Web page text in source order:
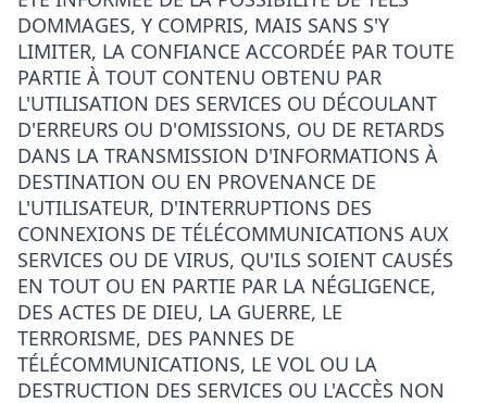
DOMMAGES, Y COMPRIS, MAIS SANS S'Y
LIMITER, LA CONFIANCE ACCORDÉE PAR TOUTE
PARTIE À TOUT CONTENU OBTENU PAR
L'UTILISATION DES SERVICES OU DÉCOULANT
D'ERREURS OU D'OMISSIONS, OU DE RETARDS
DANS LA TRANSMISSION D'INFORMATIONS À
DESTINATION OU EN PROVENANCE DE
L'UTILISATEUR, D'INTERRUPTIONS DES
CONNEXIONS DE TÉLÉCOMMUNICATIONS AUX
SERVICES OU DE VIRUS, QU'ILS SOIENT CAUSÉS
EN TOUT OU EN PARTIE PAR LA NÉGLIGENCE,
DES ACTES DE DIEU, LA GUERRE, LE
TERRORISME, DES PANNES DE
TÉLÉCOMMUNICATIONS, LE VOL OU LA
DESTRUCTION DES SERVICES OU L'ACCÈS NON